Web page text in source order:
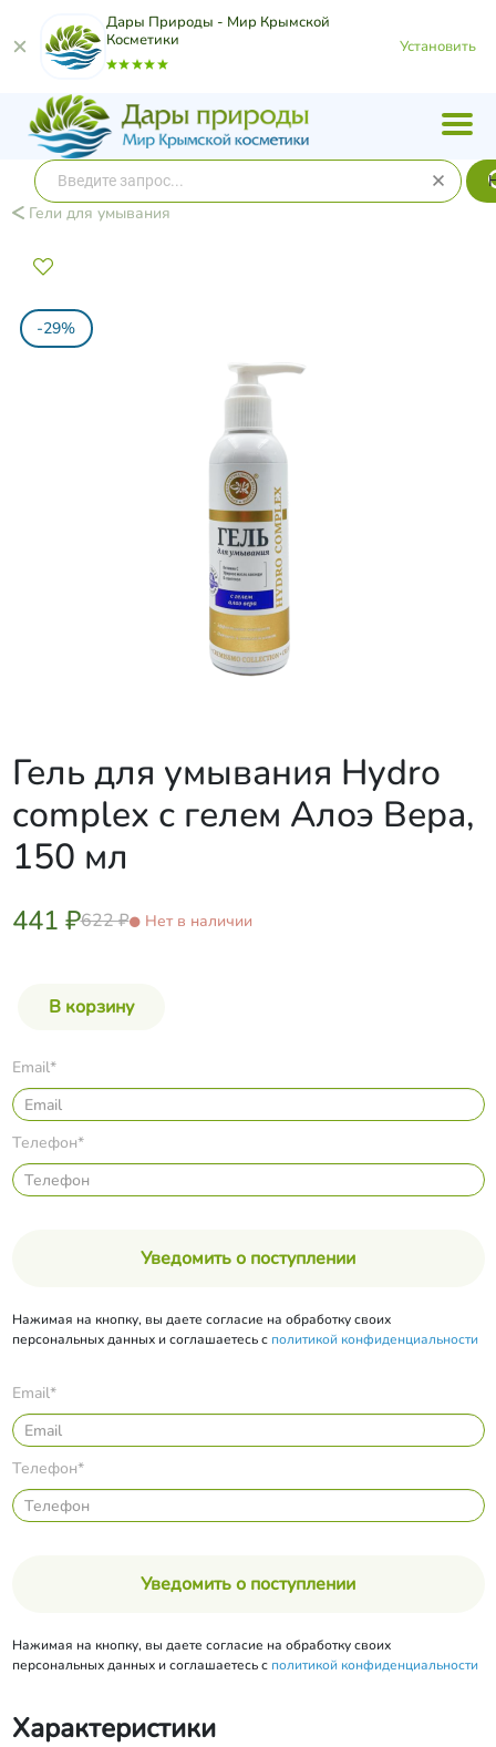
Дары Природы - Мир Крымской
Косметики
Установить
Гели для умывания
-29%
Гель для умывания Hydro
complex с гелем Алоэ Вера,
150 мл
441 ₽622 ₽ Нет в наличии
Email*
Телефон*
Уведомить о поступлении
Нажимая на кнопку, вы даете согласие на обработку своих
персональных данных и соглашаетесь с политикой конфиденциальности
Email*
Телефон*
Уведомить о поступлении
Нажимая на кнопку, вы даете согласие на обработку своих
персональных данных и соглашаетесь с политикой конфиденциальности
Характеристики